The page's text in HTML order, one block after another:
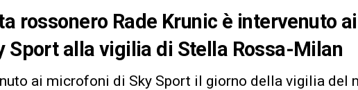
rossonero Rade Krunic è intervenuto ai
Sport alla vigilia di Stella Rossa-Milan
ai microfoni di Sky Sport il giorno della vigilia del